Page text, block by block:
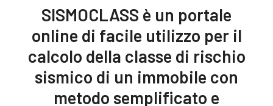
SISMOCLASS è un portale
online di facile utilizzo per il
calcolo della classe di rischio
sismico di un immobile con
metodo semplificato e